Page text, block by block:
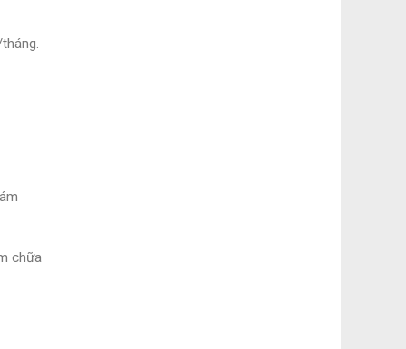
chữa